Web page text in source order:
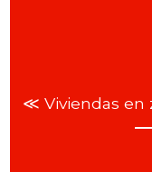
≪ Viviendas en